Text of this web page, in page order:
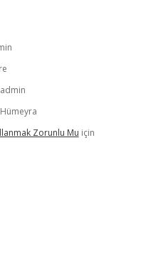
admin
Hümeyra
Zorunlu Mu için